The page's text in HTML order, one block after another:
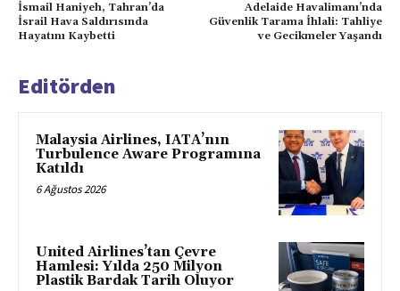
İsmail Haniyeh, Tahran’da
İsrail Hava Saldırısında
Hayatını Kaybetti
Adelaide Havalimanı’nda
Güvenlik Tarama İhlali: Tahliye
ve Gecikmeler Yaşandı
Editörden
Malaysia Airlines, IATA’nın
Turbulence Aware Programına
Katıldı
6 Ağustos 2026
United Airlines’tan Çevre
Hamlesi: Yılda 250 Milyon
Plastik Bardak Tarih Oluyor